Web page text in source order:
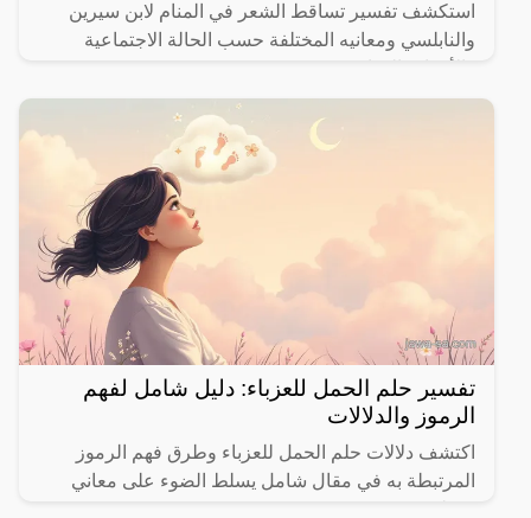
استكشف تفسير تساقط الشعر في المنام لابن سيرين
والنابلسي ومعانيه المختلفة حسب الحالة الاجتماعية
تفسير حلم الحمل للعزباء: دليل شامل لفهم
الرموز والدلالات
اكتشف دلالات حلم الحمل للعزباء وطرق فهم الرموز
المرتبطة به في مقال شامل يسلط الضوء على معاني